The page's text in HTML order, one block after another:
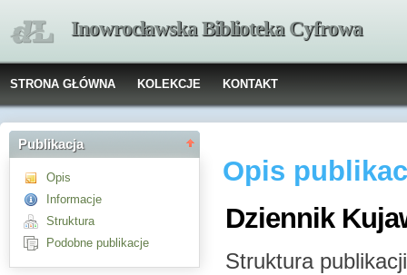
Inowrocławska Biblioteka Cyfrowa
STRONA GŁÓWNA KOLEKCJE KONTAKT
Publikacja
Opis
Informacje
Struktura
Podobne publikacje
Opis
Dziennik
Struktura